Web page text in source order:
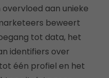
aan unieke
beweert
tot data, het
identifiers over
één profiel en het